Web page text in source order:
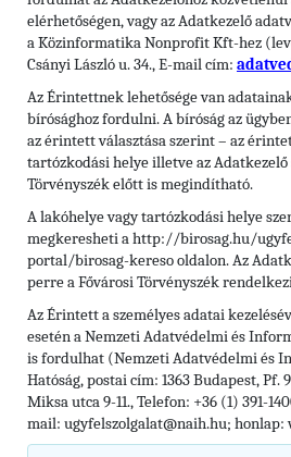
elérhetőségen, vagy az Adatkezelő
a Közinformatika Nonprofit Kft-hez
Csányi László u. 34., E-mail cím:
Az Érintettnek lehetősége van
bírósághoz fordulni. A bíróság az
az érintett választása szerint – az
tartózkodási helye illetve az
Törvényszék előtt is megindítható.
A lakóhelye vagy tartózkodási helye
megkeresheti a http://birosag.hu/
portal/birosag-kereso oldalon. Az
perre a Fővárosi Törvényszék
Az Érintett a személyes adatai
esetén a Nemzeti Adatvédelmi és
is fordulhat (Nemzeti Adatvédelmi és
Hatóság, postai cím: 1363 Budapest, Pf.
Miksa utca 9-11., Telefon: +36 (1) 391-
mail: ugyfelszolgalat@naih.hu; honlap: